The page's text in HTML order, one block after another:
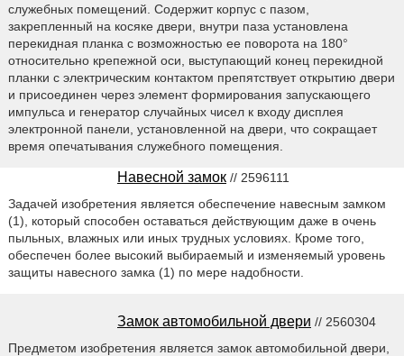
служебных помещений. Содержит корпус с пазом,
закрепленный на косяке двери, внутри паза установлена
перекидная планка с возможностью ее поворота на 180°
относительно крепежной оси, выступающий конец перекидной
планки с электрическим контактом препятствует открытию двери
и присоединен через элемент формирования запускающего
импульса и генератор случайных чисел к входу дисплея
электронной панели, установленной на двери, что сокращает
время опечатывания служебного помещения.
Навесной замок // 2596111
Задачей изобретения является обеспечение навесным замком
(1), который способен оставаться действующим даже в очень
пыльных, влажных или иных трудных условиях. Кроме того,
обеспечен более высокий выбираемый и изменяемый уровень
защиты навесного замка (1) по мере надобности.
Замок автомобильной двери // 2560304
Предметом изобретения является замок автомобильной двери,